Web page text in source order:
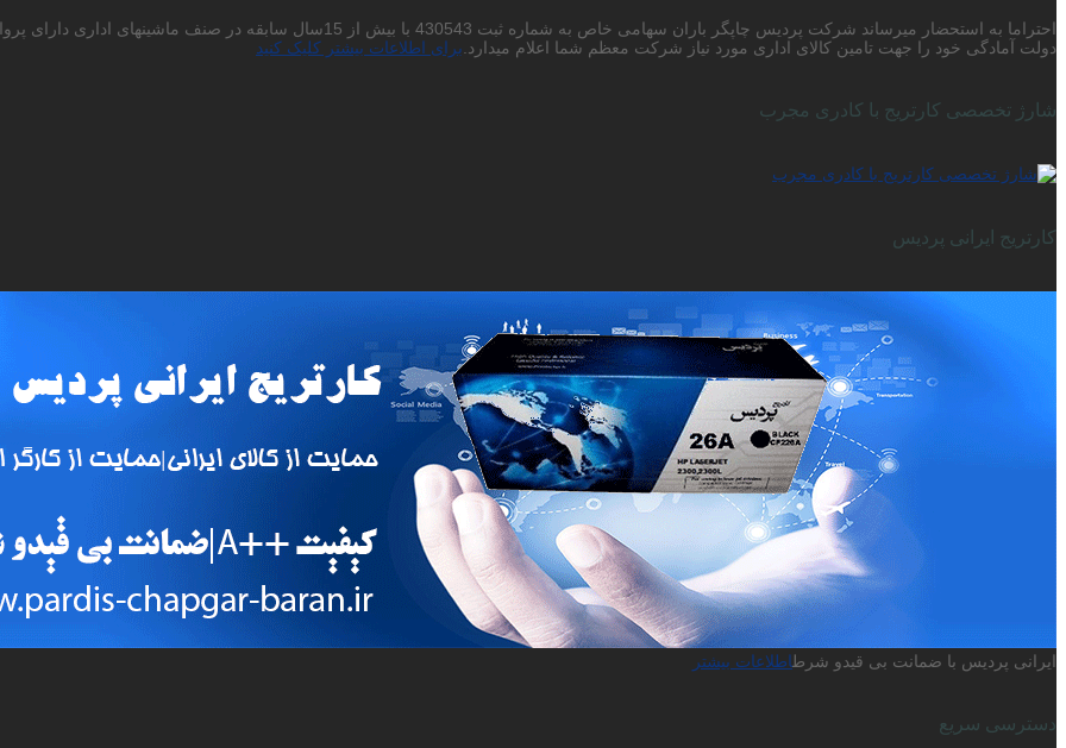
احتراما به استحضار میرساند شرکت پردیس چاپگر باران سهامی خاص به شماره ثبت
دولت آمادگی خود را جهت تامین کالای اداری مورد نیاز شرکت معظم شما اعلام میدارد. برای اطلاعات بیشتر کلیک کنید
شارژ تخصصی کارتریج با کادری مجرب
کارتریج ایرانی پردیس
ایرانی پردیس با ضمانت بی قیدو شرطاطلاعات بیشتر
دسترسی سریع